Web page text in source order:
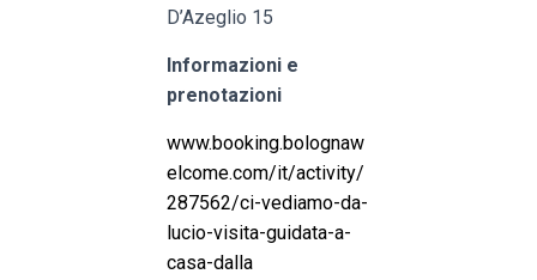
D’Azeglio 15
Informazioni e
prenotazioni
www.booking.bolognaw
elcome.com/it/activity/
287562/ci-vediamo-da-
lucio-visita-guidata-a-
casa-dalla